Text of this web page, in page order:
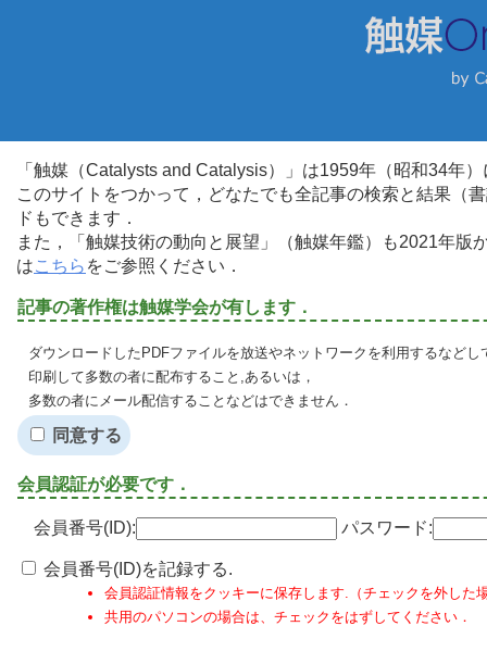
「触媒（Catalysts and Catalysis）」は1959年（昭和34年
このサイトをつかって，どなたでも全記事の検索と結果（
ドもできます．
また，「触媒技術の動向と展望」（触媒年鑑）も2021年
はこちら をご参照ください．
記事の著作権は触媒学会が有します．
ダウンロードしたPDFファイルを放送やネットワークを利用するなど
印刷して多数の者に配布すること,あるいは，
多数の者にメール配信することなどはできません．
同意する
会員認証が必要です．
会員番号(ID): パスワード:
会員番号(ID)を記録する.
会員認証情報をクッキーに保存します.（チェックを外した
共用のパソコンの場合は、チェックをはずしてください．